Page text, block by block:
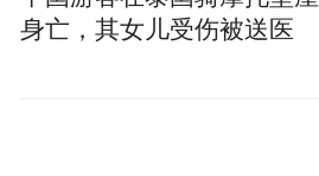
身亡，其女儿受伤被送医